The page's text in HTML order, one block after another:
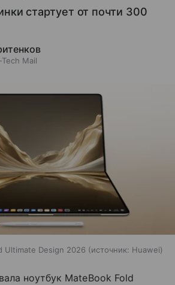
стартует от почти 300
Mail
Ultimate Design 2026 источник: Huawei
ноутбук MateBook Fold